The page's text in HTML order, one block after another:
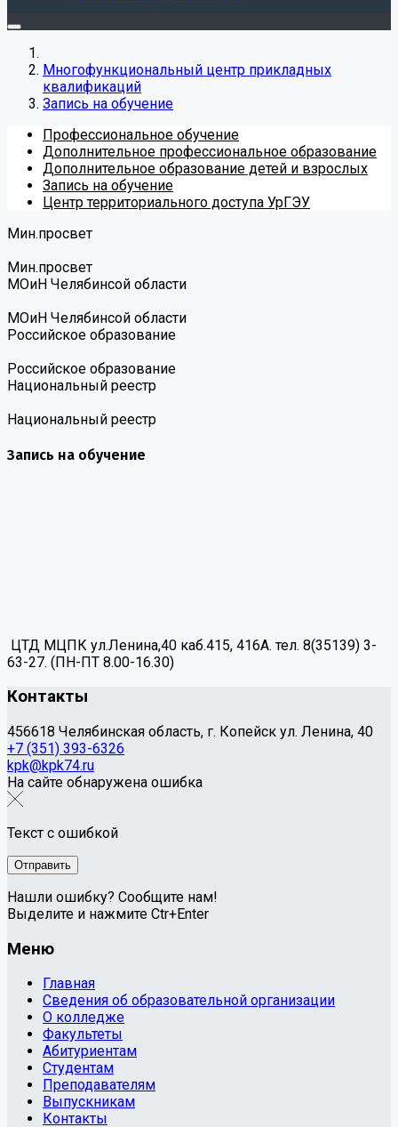
Многофункциональный центр прикладных
квалификаций
Запись на обучение
Профессиональное обучение
Дополнительное профессиональное образование
Дополнительное образование детей и взрослых
Запись на обучение
Центр территориального доступа УрГЭУ
Мин.просвет
Мин.просвет
МОиН Челябинсой области
МОиН Челябинсой области
Российское образование
Российское образование
Национальный реестр
Национальный реестр
Запись на обучение
ЦТД МЦПК ул.Ленина,40 каб.415, 416А. тел. 8(35139) 3-
63-27. (ПН-ПТ 8.00-16.30)
Контакты
456618 Челябинская область, г. Копейск ул. Ленина, 40
+7 (351) 393-6326
kpk@kpk74.ru
На сайте обнаружена ошибка
Текст с ошибкой
Нашли ошибку? Сообщите нам!
Выделите и нажмите Ctr+Enter
Меню
Главная
Сведения об образовательной организации
О колледже
Факультеты
Абитуриентам
Студентам
Преподавателям
Выпускникам
Контакты